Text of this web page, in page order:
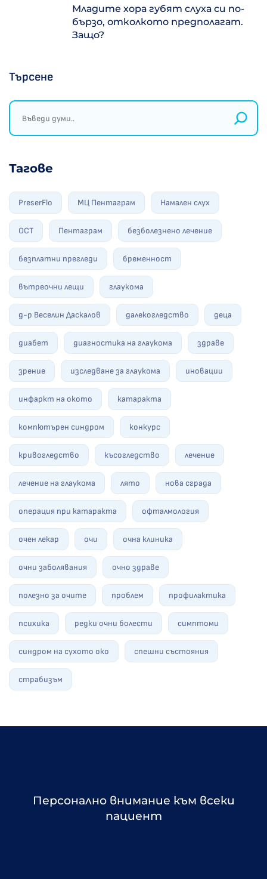
Младите хора губят слуха си по-
бързо, отколкото предполагат.
Защо?
Търсене
Тагове
PreserFlo МЦ Пентаграм Намален слух
ОСТ Пентаграм безболезнено лечение
безплатни прегледи бременност
вътреочни лещи глаукома
д-р Веселин Даскалов далекогледство деца
диабет диагностика на глаукома здраве
зрение изследване за глаукома иновации
инфаркт на окото катаракта
компютърен синдром конкурс
кривогледство късогледство лечение
лечение на глаукома лято нова сграда
операция при катаракта офталмология
очен лекар очи очна клиника
очни заболявания очно здраве
полезно за очите проблем профилактика
психика редки очни болести симптоми
синдром на сухото око спешни състояния
страбизъм
Персонално внимание към всеки
пациент